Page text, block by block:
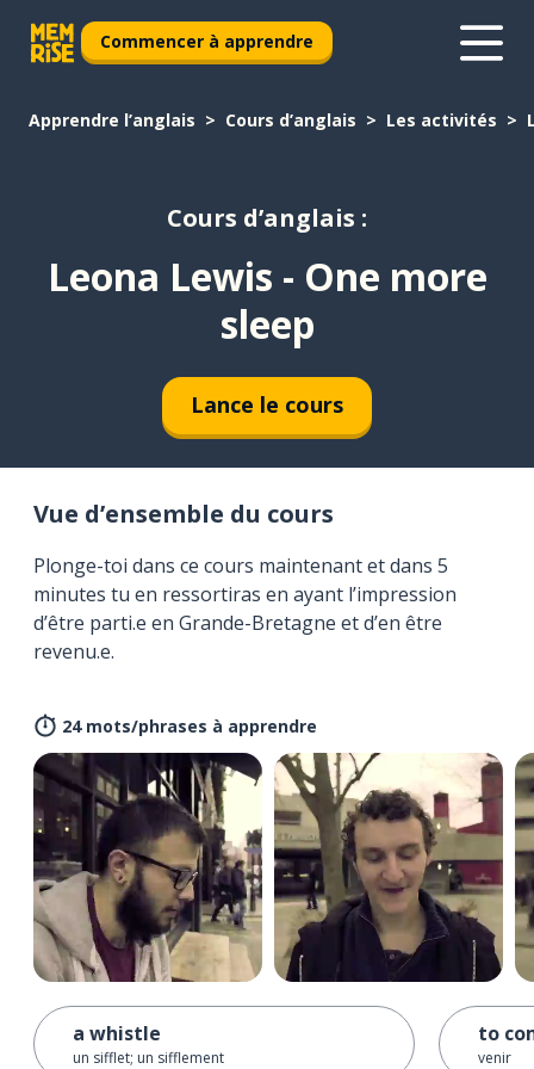
Commencer à apprendre
Apprendre l’anglais Cours d’anglais Les activités
Cours d’anglais :
Leona Lewis - One more
sleep
Lance le cours
Vue d’ensemble du cours
Plonge-toi dans ce cours maintenant et dans 5
minutes tu en ressortiras en ayant l’impression
d’être parti.e en Grande-Bretagne et d’en être
revenu.e.
24 mots/phrases à apprendre
a whistle
un sifflet; un sifflement
to
venir